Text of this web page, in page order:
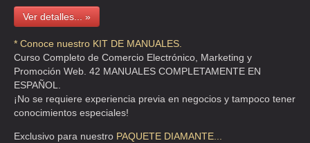
Ver detalles... »
* Conoce nuestro KIT DE MANUALES.
Curso Completo de Comercio Electrónico, Marketing y
Promoción Web. 42 MANUALES COMPLETAMENTE EN
ESPAÑOL.
¡No se requiere experiencia previa en negocios y tampoco tener
conocimientos especiales!
Exclusivo para nuestro PAQUETE DIAMANTE...